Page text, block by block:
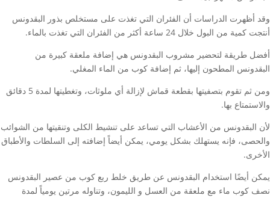
وقد أظهرت الدراسات أن الفئران التي تغذت على مستخلص بذور البقدونس
أنتجت كمية من البول خلال 24 ساعة أكثر من الفئران التي تغذت بالماء.
أفضل طريقة لتحضير مشروب البقدونس هي إضافة ملعقة كبيرة من
البقدونس المطحون إليها، ثم إضافة كوب من الماء المغلي.
ومن ثم تقوم بتصفيتها بقطعة قماش لإزالة أي ملوثات، وتغطيتها لمدة 5 دقائق
والاستمتاع بها.
لأن البقدونس من الأعشاب التي تساعد على تنشيط الكلى وتنقيتها من الشوائب
والحصى، فإنه يستهلك بشكل يومي، يمكن أيضاً إضافته إلى السلطات والأطباق
الأخرى.
يمكن أيضًا استخدام البقدونس عن طريق خلط ربع كوب من عصير البقدونس
نصف كوب ماء مع ملعقة من العسل و الليمون، وتناوله مرتين يومياً لمدة